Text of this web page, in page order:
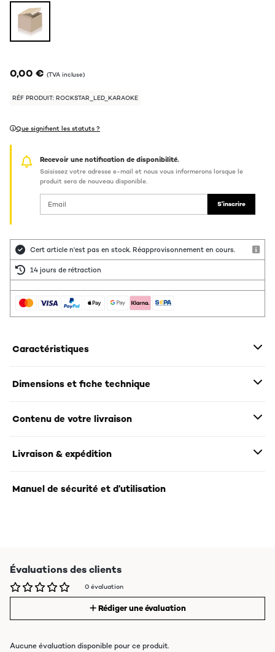
0,00 € (TVA incluse)
RÉF PRODUIT: ROCKSTAR_LED_KARAOKE
Que signifient les statuts ?
Recevoir une notification de disponibilité.
Saisissez votre adresse e-mail et nous vous informerons lorsque le
produit sera de nouveau disponible.
S'inscrire
Cert article n'est pas en stock. Réapprovisonnement en cours.
14 jours de rétraction
Caractéristiques
Dimensions et fiche technique
Contenu de votre livraison
Livraison & expédition
Manuel de sécurité et d’utilisation
Évaluations des clients
0 évaluation
Rédiger une évaluation
Aucune évaluation disponible pour ce produit.